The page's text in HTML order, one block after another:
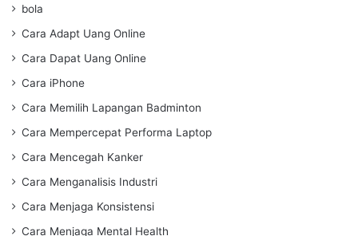
bola
Cara Adapt Uang Online
Cara Dapat Uang Online
Cara iPhone
Cara Memilih Lapangan Badminton
Cara Mempercepat Performa Laptop
Cara Mencegah Kanker
Cara Menganalisis Industri
Cara Menjaga Konsistensi
Cara Menjaga Mental Health